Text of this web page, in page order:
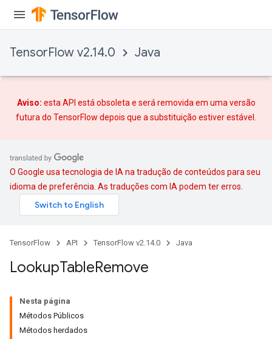
TensorFlow v2.14.0 Java
Aviso: esta API está obsoleta e será removida em uma versão
futura do TensorFlow depois que a substituição estiver estável.
O Google usa tecnologia de IA na tradução de conteúdos para seu
idioma de preferência. As traduções com IA podem ter erros.
TensorFlow API TensorFlow v2.14.0 Java
LookupTableRemove
Nesta página
Métodos Públicos
Métodos herdados